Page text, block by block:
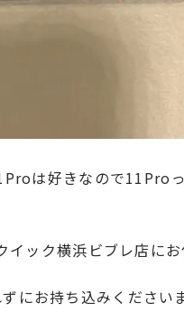
は好きなので11Pro
ック横浜ビブレ店にお
にお持ち込みください